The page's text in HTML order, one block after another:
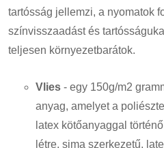
tartósság jellemzi, a nyomatok
színvisszaadást és
teljesen környezetbarátok.
Vlies - egy 150g/m2
anyag, amelyet a
latex kötőanyaggal
létre, sima szerkezetű,